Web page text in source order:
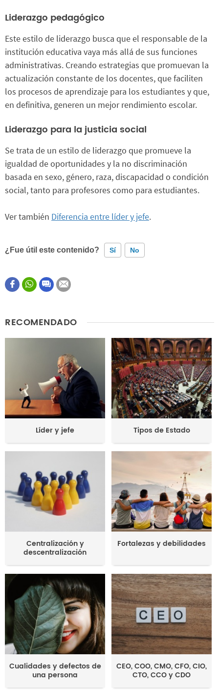
Liderazgo pedagógico
Este estilo de liderazgo busca que el responsable de la
institución educativa vaya más allá de sus funciones
administrativas. Creando estrategias que promuevan la
actualización constante de los docentes, que faciliten
los procesos de aprendizaje para los estudiantes y que,
en definitiva, generen un mejor rendimiento escolar.
Liderazgo para la justicia social
Se trata de un estilo de liderazgo que promueve la
igualdad de oportunidades y la no discriminación
basada en sexo, género, raza, discapacidad o condición
social, tanto para profesores como para estudiantes.
Ver también Diferencia entre líder y jefe.
¿Fue útil este contenido? Sí No
Este contenido contiene información incorrecta
Otro
RECOMENDADO
Líder y jefe Tipos de Estado
Centralización y
descentralización
Fortalezas y debilidades
Cualidades y defectos de
una persona
CEO, COO, CMO, CFO, CIO,
CTO, CCO y CDO